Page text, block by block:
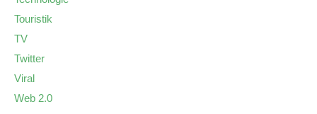
Touristik
TV
Twitter
Viral
Web 2.0